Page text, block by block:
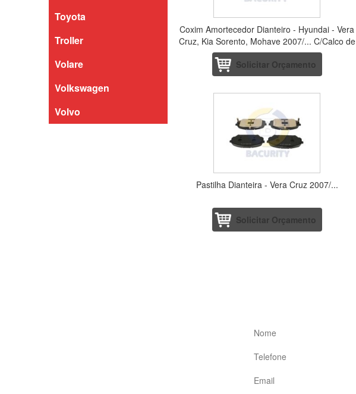
Toyota
Troller
Volare
Volkswagen
Volvo
Coxim Amortecedor Dianteiro - Hyundai - Vera
Cruz, Kia Sorento, Mohave 2007/... C/Calco de
Mola
Solicitar Orçamento
Pastilha Dianteira - Vera Cruz 2007/...
Solicitar Orçamento